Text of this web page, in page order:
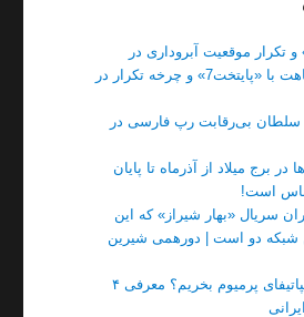
موقعیت آبروداری در
خواستگاری: شباهت با «پایتخت7» و چرخه تکرار در
سلطان بی‌رقابت رپ فارسی در
برج میلاد از آذرماه تا پایان
است!
سریال «بهار شیراز» که این
شبکه دو است | دورهمی شیرین
از کجا اکانت اسپاتیفای پرمیوم بخریم؟ معرفی ۴